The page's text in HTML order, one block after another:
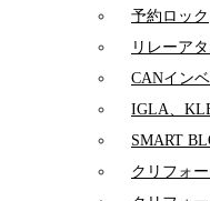
予約ロック
リレーア
CANイン
IGLA、
SMART
クリフォ